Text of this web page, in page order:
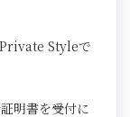
Styleで
明書を受付に